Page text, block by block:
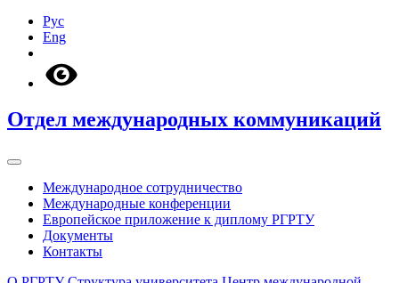
Рус
Eng
Отдел международных коммуникаций
Международное сотрудничество
Международные конференции
Европейское приложение к диплому РГРТУ
Документы
Контакты